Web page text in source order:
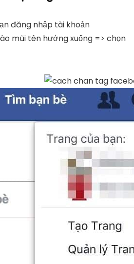
đăng nhập tài khoản
mũi tên hướng xuống => chọn